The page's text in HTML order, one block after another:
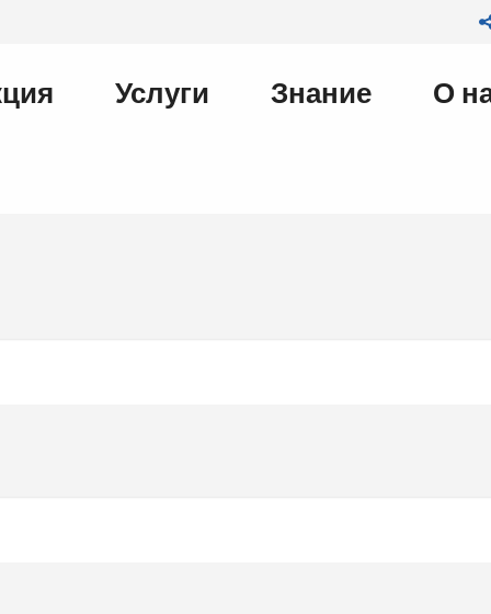
Услуги Знание О